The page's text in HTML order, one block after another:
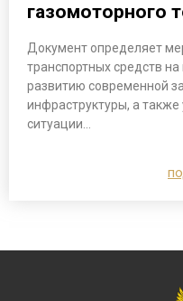
газомоторного
Документ определяет
транспортных средств
развитию современной
инфраструктуры, а
ситуации…